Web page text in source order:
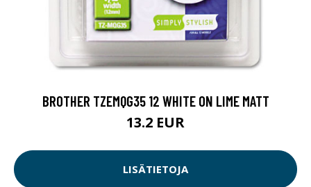
BROTHER TZEMQG35 12 WHITE ON LIME MATT
13.2 EUR
LISÄTIETOJA